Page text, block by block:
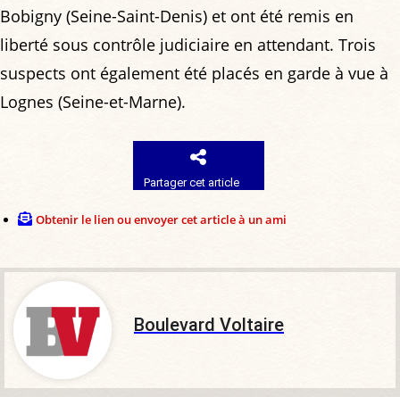
Bobigny (Seine-Saint-Denis) et ont été remis en
liberté sous contrôle judiciaire en attendant. Trois
suspects ont également été placés en garde à vue à
Lognes (Seine-et-Marne).
Partager cet article
Obtenir le lien ou envoyer cet article à un ami
Boulevard Voltaire